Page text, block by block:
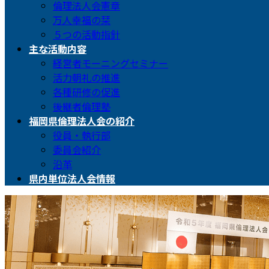
倫理法人会憲章
万人幸福の栞
５つの活動指針
主な活動内容
経営者モーニングセミナー
活力朝礼の推進
各種研修の促進
後継者倫理塾
福岡県倫理法人会の紹介
役員・執行部
委員会紹介
沿革
県内単位法人会情報